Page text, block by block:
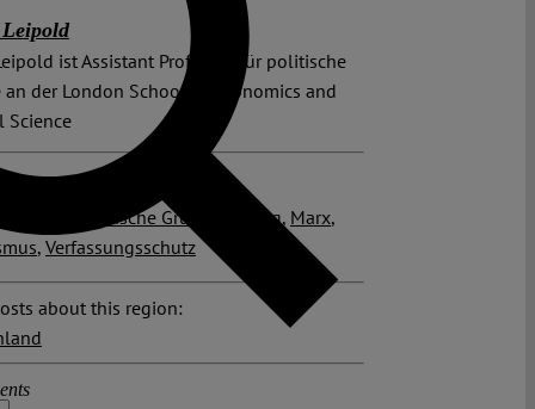
ist Assistant Professor für politische
an der London School of Economics and
Science
demokratische Grundordnung, Marx,
, Verfassungsschutz
about this region: